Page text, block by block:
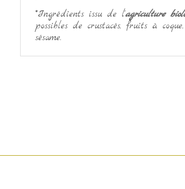
*Ingrédients issu de l'agriculture
possibles de crustacés, fruits à coque,
sésame.